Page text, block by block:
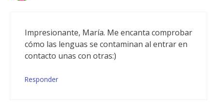
Impresionante, María. Me encanta comprobar
cómo las lenguas se contaminan al entrar en
contacto unas con otras:)
Responder